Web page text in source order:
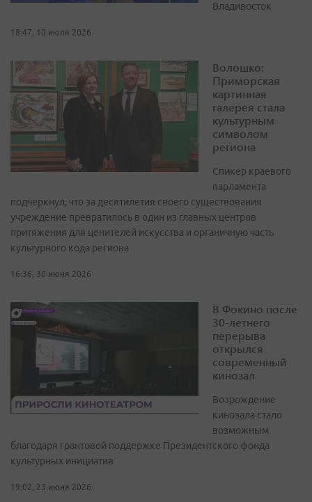
Владивосток
18:47, 10 июля 2026
Волошко:
Приморская
картинная
галерея стала
культурным
символом
региона
Спикер краевого
парламента
подчеркнул, что за десятилетия своего существования
учреждение превратилось в один из главных центров
притяжения для ценителей искусства и органичную часть
культурного кода региона
16:36, 30 июня 2026
В Фокино после
30-летнего
перерыва
открылся
современный
кинозал
Возрождение
кинозала стало
возможным
благодаря грантовой поддержке Президентского фонда
культурных инициатив
19:02, 23 июня 2026